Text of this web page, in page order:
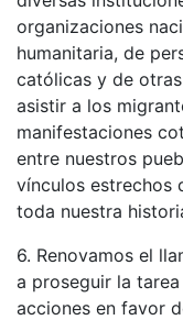
organizaciones
humanitaria, de
católicas y de
asistir a los
manifestaciones
entre nuestros
vínculos estrechos
toda nuestra
6. Renovamos el
a proseguir la
acciones en favor